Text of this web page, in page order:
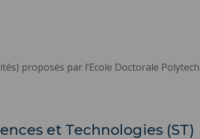
proposés par l’Ecole Doctorale
et Technologies (ST)